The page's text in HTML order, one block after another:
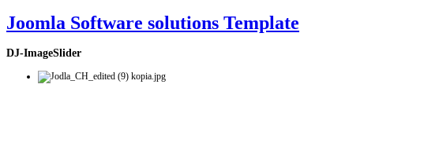
Joomla Software solutions Template
DJ-ImageSlider